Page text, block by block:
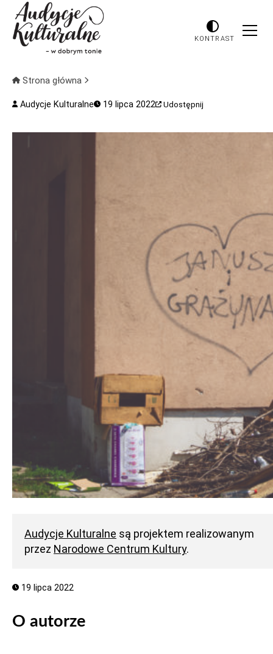
KONTRAST
Strona główna
Audycje Kulturalne 19 lipca 2022 Udostępnij
Audycje Kulturalne są projektem realizowanym
przez Narodowe Centrum Kultury.
19 lipca 2022
O autorze